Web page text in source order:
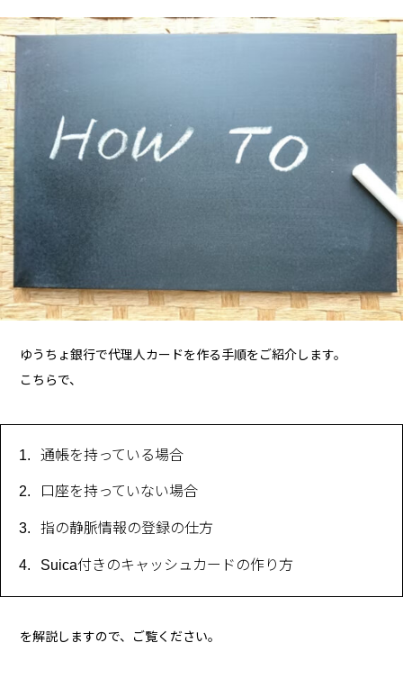
ゆうちょ銀行で代理人カードを作る手順をご紹介します。
こちらで、
通帳を持っている場合
口座を持っていない場合
指の静脈情報の登録の仕方
Suica付きのキャッシュカードの作り方
を解説しますので、ご覧ください。